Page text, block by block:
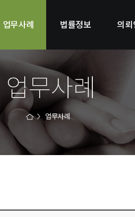
업무사례 법률정보 의뢰
업무사례
업무사례